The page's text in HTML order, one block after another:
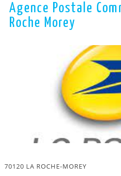
Agence Postale
Roche Morey
70120 LA ROCHE-MOREY